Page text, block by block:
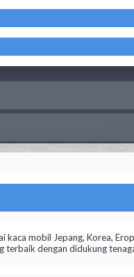
kaca mobil Jepang, Korea,
terbaik dengan didukung